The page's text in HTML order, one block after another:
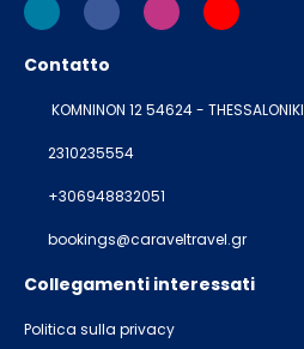
Contatto
KOMNINON 12 54624 - THESSALONIKI
2310235554
+306948832051
bookings@caraveltravel.gr
Collegamenti interessati
Politica sulla privacy